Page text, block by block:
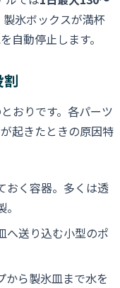
氷ボックスが満杯
自動停止します。
おりです。各パーツ
起きたときの原因特
おく容器。多くは透
へ送り込む小型のポ
から製氷皿まで水を